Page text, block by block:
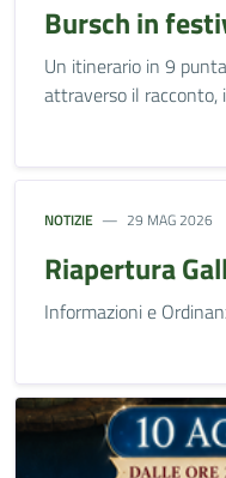
Bursch in
Un itinerario in 9
attraverso il racconto,
NOTIZIE 29 MAG 2026
Riapertura
Informazioni e